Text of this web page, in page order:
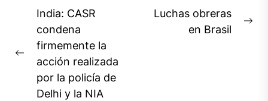
Navegación
entradas
Previous
post:
India: CASR
condena
firmemente la
acción realizada
por la policía de
Delhi y la NIA
Luchas obreras
en Brasil